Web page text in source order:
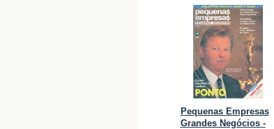
Pequenas Empresas
Grandes Negócios -